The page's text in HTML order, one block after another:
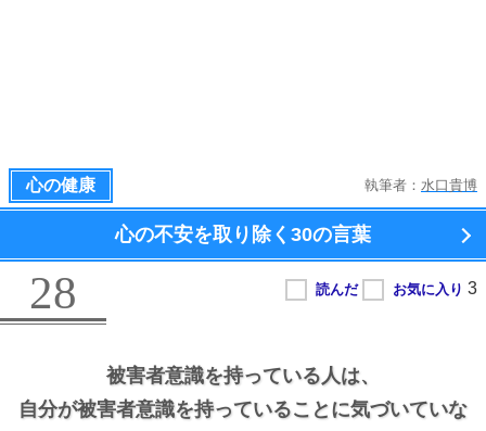
心の健康 執筆者： 水口貴博
心の不安を取り除く 30の言葉
28
被害者意識を持っている人は、
自分が被害者意識を持っていることに気づいていな